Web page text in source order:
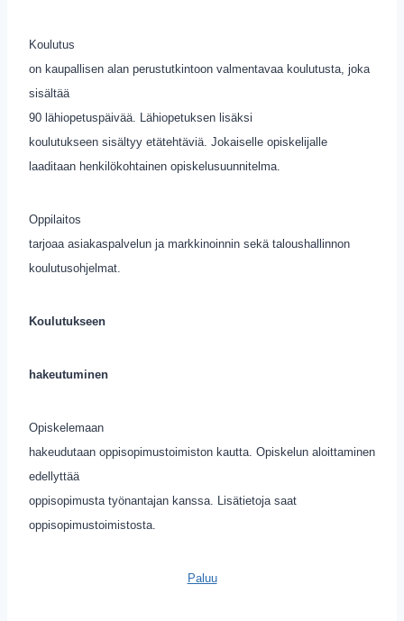
Koulutus
on kaupallisen alan perustutkintoon valmentavaa koulutusta, joka
sisältää
90 lähiopetuspäivää. Lähiopetuksen lisäksi
koulutukseen sisältyy etätehtäviä. Jokaiselle opiskelijalle
laaditaan henkilökohtainen opiskelusuunnitelma.
Oppilaitos
tarjoaa asiakaspalvelun ja markkinoinnin sekä taloushallinnon
koulutusohjelmat.
Koulutukseen
hakeutuminen
Opiskelemaan
hakeudutaan oppisopimustoimiston kautta. Opiskelun aloittaminen
edellyttää
oppisopimusta työnantajan kanssa. Lisätietoja saat
oppisopimustoimistosta.
Paluu